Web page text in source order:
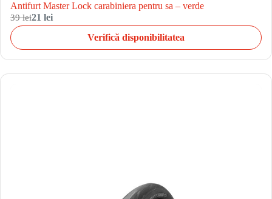
Antifurt Master Lock carabiniera pentru sa – verde
39 lei21 lei
Verifică disponibilitatea